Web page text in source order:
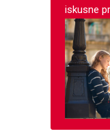
iskusne